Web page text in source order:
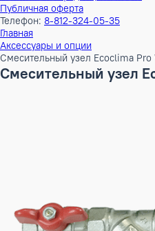
Магазины и доставка
Поддержка
Политика конфиденциальности
Публичная оферта
Телефон:8-812-324-05-35
Смесительный